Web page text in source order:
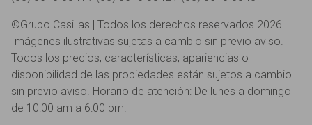
©Grupo Casillas | Todos los derechos reservados 2026.
Imágenes ilustrativas sujetas a cambio sin previo aviso.
Todos los precios, características, apariencias o
disponibilidad de las propiedades están sujetos a cambio
sin previo aviso. Horario de atención: De lunes a domingo
de 10:00 am a 6:00 pm.